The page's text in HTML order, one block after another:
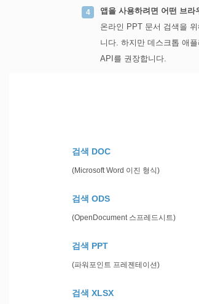
앱을 사용하려면 어떤 브라
온라인 PPT 문서 검색을
니다. 하지만 데스크톱 애
API를 권장합니다.
검색 DOC
(Microsoft Word 이진 형식)
검색 ODS
(OpenDocument 스프레드시트)
검색 PPT
(파워포인트 프레젠테이션)
검색 XLSX